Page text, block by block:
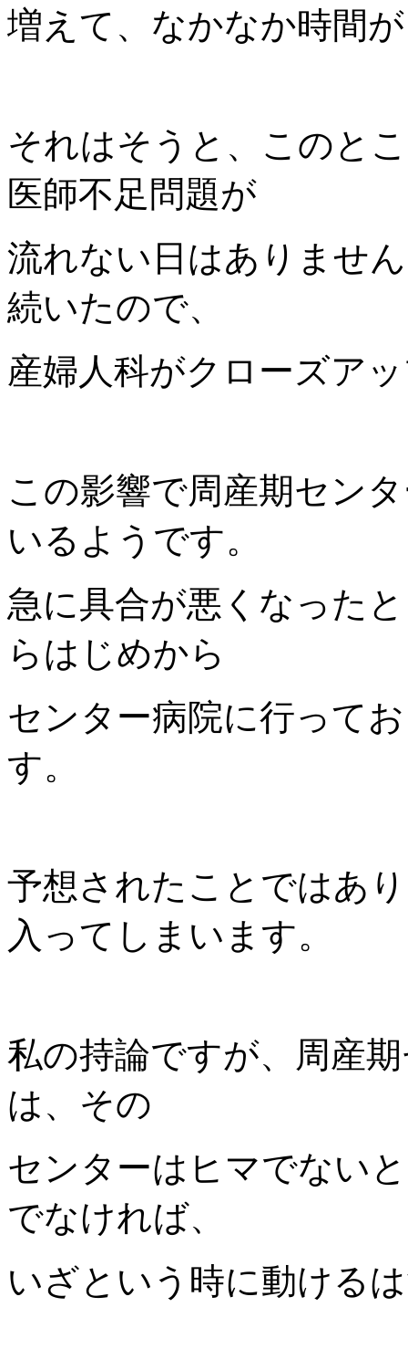
増えて、なかなか時間
それはそうと、このと
医師不足問題が
流れない日はありませ
続いたので、
産婦人科がクローズア
この影響で周産期セン
いるようです。
急に具合が悪くなった
らはじめから
センター病院に行って
す。
予想されたことではあ
入ってしまいます。
私の持論ですが、周産
は、その
センターはヒマでない
でなければ、
いざという時に動ける